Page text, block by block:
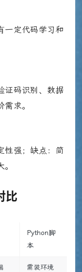
一定代码学习和
证码识别、数据
求。
性强；缺点：简
比
Python脚
本
需装环境